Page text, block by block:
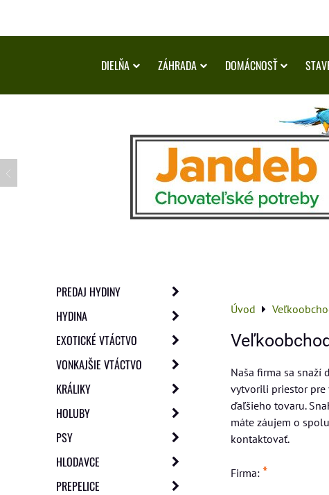
DIELŇA ZÁHRADA DOMÁCNOSŤ
Úvod
Veľkoobchod
Naša firma sa snaží
vytvorili priestor pre
ďaľšieho tovaru.
máte záujem o
kontaktovať.
Firma: *
PREDAJ HYDINY
HYDINA
EXOTICKÉ VTÁCTVO
VONKAJŠIE VTÁCTVO
KRÁLIKY
HOLUBY
PSY
HLODAVCE
PREPELICE